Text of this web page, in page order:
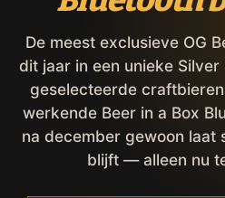
De meest exclusieve OG
dit jaar in een unieke
geselecteerde
werkende Beer in a Box
na december gewoon laat
blijft — alleen nu